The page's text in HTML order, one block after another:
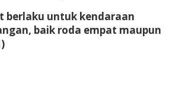
berlaku untuk kendaraan
baik roda empat maupun